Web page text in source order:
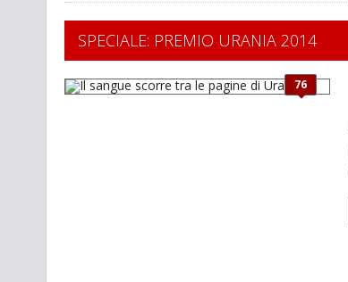
SPECIALE: PREMIO URANIA 2014
76